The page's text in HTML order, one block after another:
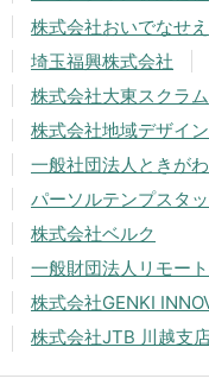
株式会社おいでなせえ
埼玉福興株式会社
株式会社大東スクラム
株式会社地域デザイ
一般社団法人ときが
パーソルテンプスタ
株式会社ベルク
一般財団法人リモー
株式会社GENKI
株式会社JTB 川越支